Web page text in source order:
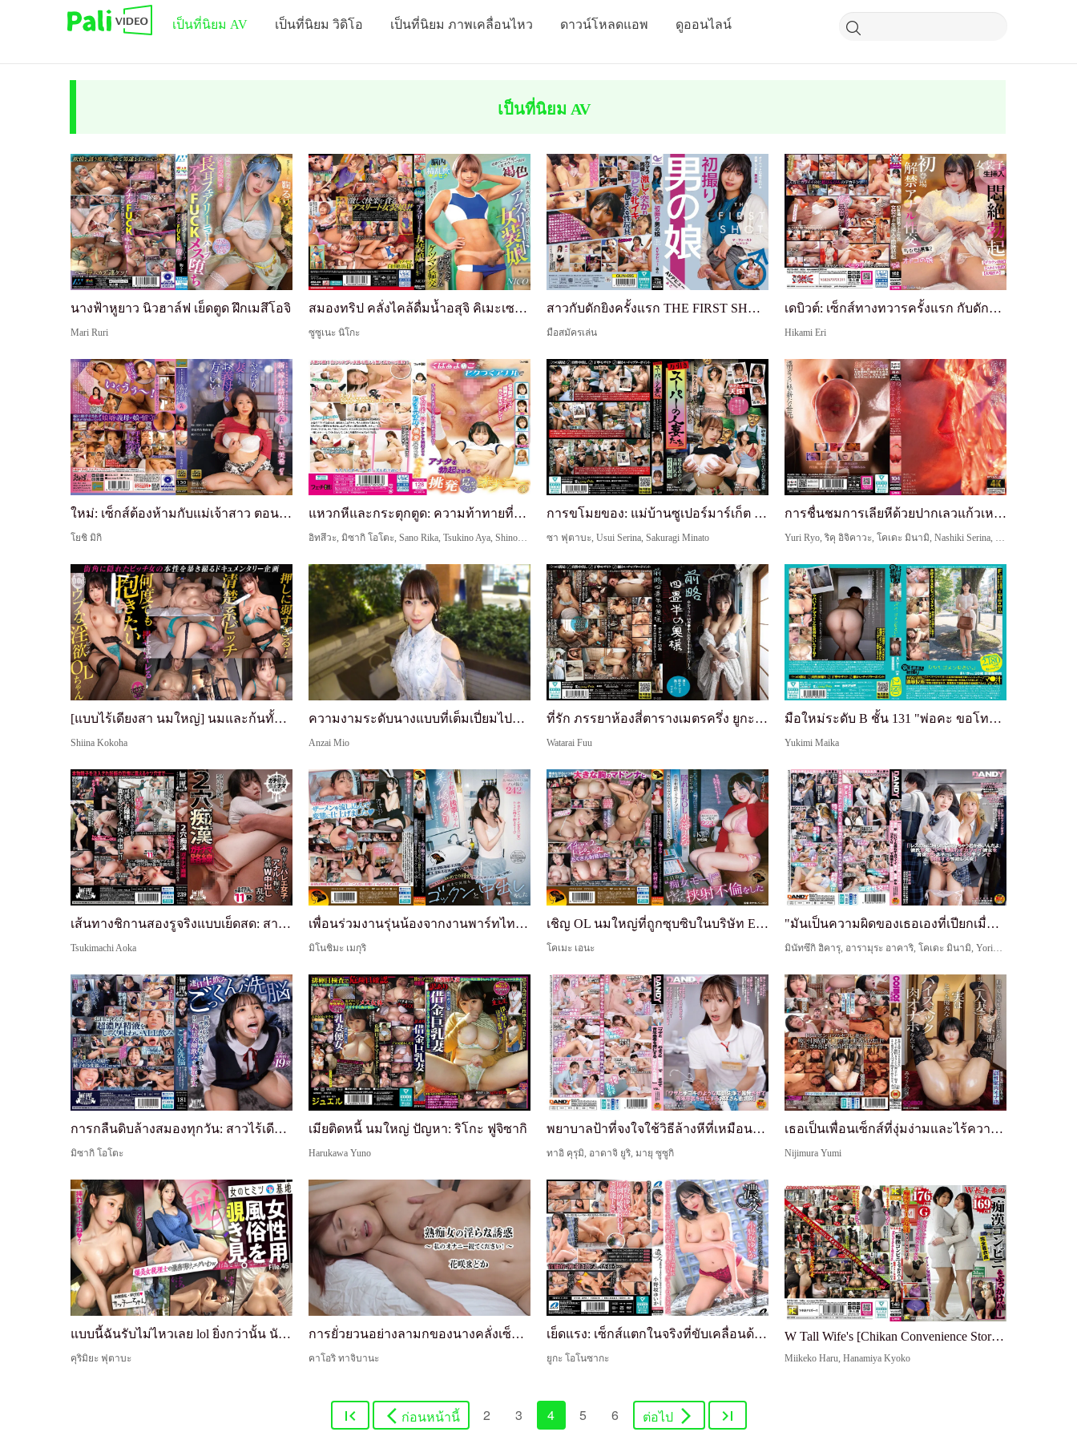
เป็นที่นิยม AV เป็นที่นิยม วิดิโอ เป็นที่นิยม ภาพเคลื่อนไหว ดาวน์โหลดแอพ ดูออนไลน์
เป็นที่นิยม AV
นางฟ้าหูยาว นิวฮาล์ฟ เย็ดตูด ฝึกเมสึโอจิ
Mari Ruri
สมองทริป คลั่งไคล้ดื่มน้ำอสุจิ คิเมะเซกุ สาวนักกี...
ซูซูเนะ นิโกะ
สาวกับดักยิงครั้งแรก THE FIRST SHOT AV Debut Ako
มือสมัครเล่น
เดบิวต์: เซ็กส์ทางทวารครั้งแรก กับดักคลั่งไคล้ด้ว...
Hikami Eri
ใหม่: เซ็กส์ต้องห้ามกับแม่เจ้าสาว ตอนที่ 6 - ท้าย...
โยชิ มิกิ
แหวกหีและกระตุกตูด: ความท้าทายที่จะทำให้คุณแข็งโด...
อิทสึวะ, มิซากิ โอโตะ, Sano Rika, Tsukino Aya, Shinomiya Momo
การขโมยของ: แม่บ้านซูเปอร์มาร์เก็ต ภรรยาอ้วนท้วน...
ซา ฟุตาบะ, Usui Serina, Sakuragi Minato
การชื่นชมการเลียหีด้วยปากเลวแก้วเหนียว
Yuri Ryo, ริคุ อิจิคาวะ, โคเดะ มินามิ, Nashiki Serina, คุรากิ ชิโอริ, Sugiura Minami, Yamamoto Kotone
[แบบไร้เดียงสา นมใหญ่] นมและก้นทั้งคู่เต็มไปด้วยป...
Shiina Kokoha
ความงามระดับนางแบบที่เต็มเปี่ยมไปด้วยเสน่ห์ทางเพศ...
Anzai Mio
ที่รัก ภรรยาห้องสี่ตารางเมตรครึ่ง ยูกะริซัง อายุ ...
Watarai Fuu
มือใหม่ระดับ B ชั้น 131 "พ่อคะ ขอโทษนะคะ" ไมกะซัง...
Yukimi Maika
เส้นทางชิกานสองรูจริงแบบเย็ดสด: สาวบัลเลต์ที่ถูกเ...
Tsukimachi Aoka
เพื่อนร่วมงานรุ่นน้องจากงานพาร์ทไทม์ของฉัน เมกุริ...
มิโนชิมะ เมกุริ
เชิญ OL นมใหญ่ที่ถูกซุบซิบในบริษัท Ena Koume ไปเด...
โคเมะ เอนะ
"มันเป็นความผิดของเธอเองที่เปียกเมื่อถูกฉัน เลสเบ...
มินัทซึกิ ฮิคารุ, อารามุระ อาคาริ, โคเดะ มินามิ, Yorimoto Siori
การกลืนดิบล้างสมองทุกวัน: สาวไร้เดียงสาที่ถูกสอนร...
มิซากิ โอโตะ
เมียติดหนี้ นมใหญ่ ปัญหา: ริโกะ ฟูจิซากิ
Harukawa Yuno
พยาบาลป้าที่จงใจใช้วิธีล้างหีที่เหมือนชักว่าวเพื่...
ทาอิ คุรุมิ, อาดาจิ ยูริ, มายุ ซูซูกิ
เธอเป็นเพื่อนเซ็กส์ที่งุ่มง่ามและไร้ความสามารถ (เ...
Nijimura Yumi
แบบนี้ฉันรับไม่ไหวเลย lol ยิ่งกว่านั้น นักบัญชีภา...
คุริมิยะ ฟุตาบะ
การยั่วยวนอย่างลามกของนางคลั่งเซ็กส์ผู้ใหญ่ ~โปรด...
คาโอริ ทาจิบานะ
เย็ดแรง: เซ็กส์แตกในจริงที่ขับเคลื่อนด้วยสัญชาตญา...
ยูกะ โอโนซากะ
W Tall Wife's [Chikan Convenience Store (Bukkake ...
Miikeko Haru, Hanamiya Kyoko
ก่อนหน้านี้ 2 3 4 5 6 ต่อไป